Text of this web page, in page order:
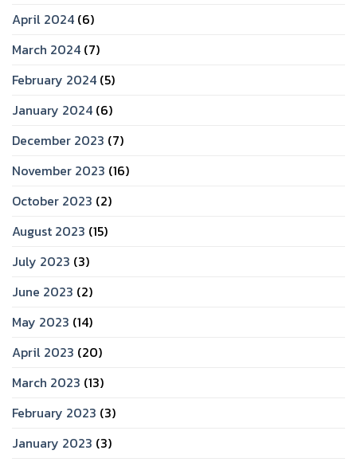
April 2024 (6)
March 2024 (7)
February 2024 (5)
January 2024 (6)
December 2023 (7)
November 2023 (16)
October 2023 (2)
August 2023 (15)
July 2023 (3)
June 2023 (2)
May 2023 (14)
April 2023 (20)
March 2023 (13)
February 2023 (3)
January 2023 (3)